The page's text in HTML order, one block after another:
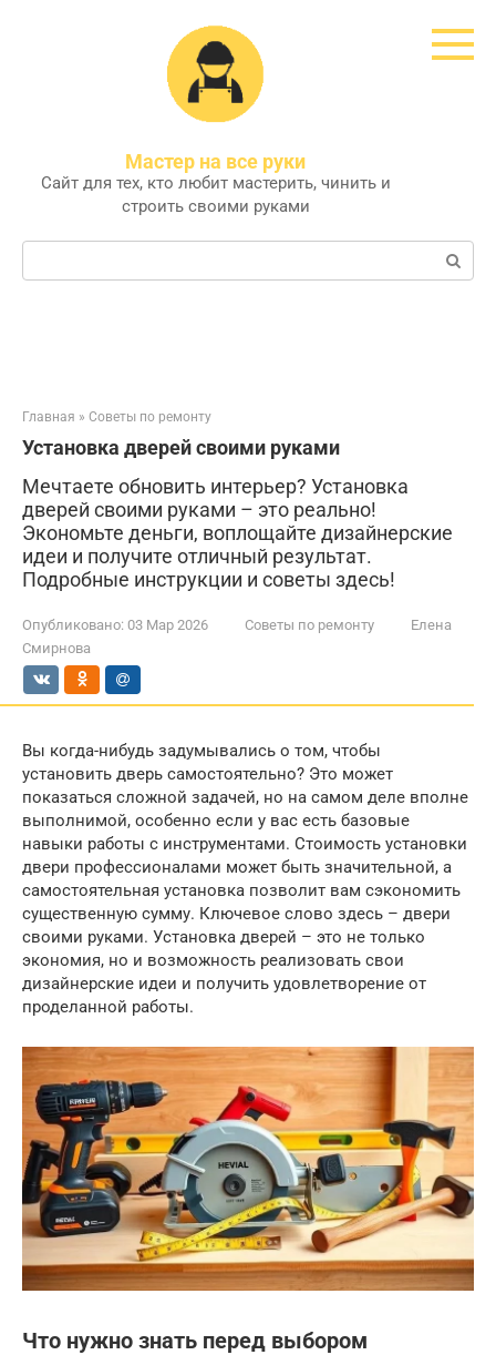
Мастер на все руки
Сайт для тех, кто любит мастерить, чинить и
строить своими руками
Поиск:
Главная » Советы по ремонту
Установка дверей своими руками
Мечтаете обновить интерьер? Установка
дверей своими руками – это реально!
Экономьте деньги, воплощайте дизайнерские
идеи и получите отличный результат.
Подробные инструкции и советы здесь!
Опубликовано: 03 Мар 2026 Советы по ремонту
Елена
Смирнова
Вы когда-нибудь задумывались о том, чтобы
установить дверь самостоятельно? Это может
показаться сложной задачей, но на самом деле вполне
выполнимой, особенно если у вас есть базовые
навыки работы с инструментами. Стоимость установки
двери профессионалами может быть значительной, а
самостоятельная установка позволит вам сэкономить
существенную сумму. Ключевое слово здесь – двери
своими руками. Установка дверей – это не только
экономия, но и возможность реализовать свои
дизайнерские идеи и получить удовлетворение от
проделанной работы.
Что нужно знать перед выбором